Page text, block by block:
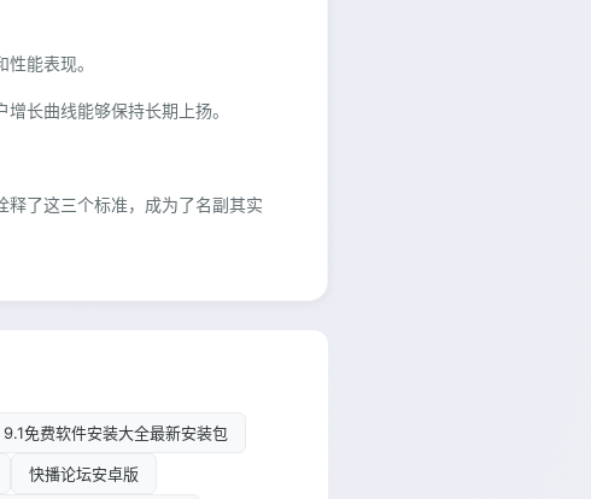
能表现。
长曲线能够保持长期上扬。
了这三个标准，成为了名副其实
9.1免费软件安装大全最新安装包
快播论坛安卓版